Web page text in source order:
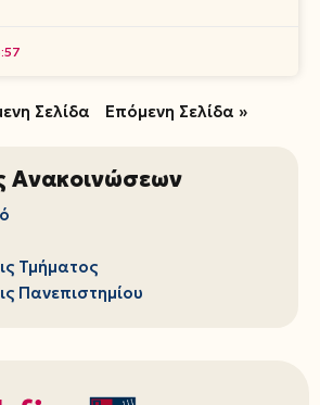
Σελίδα Επόμενη Σελίδα »
Ανακοινώσεων
Τμήματος
Πανεπιστημίου